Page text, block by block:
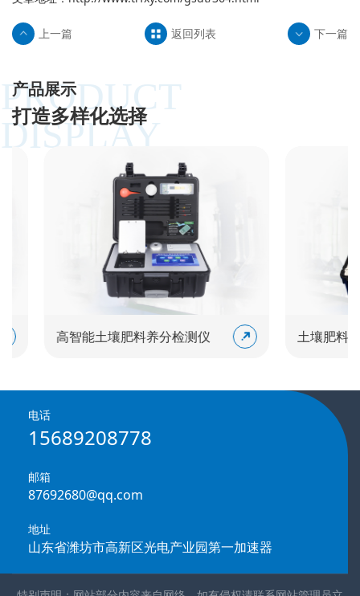
上一篇 返回列表 下一篇
产品展示
打造多样化选择
PRODUCT
DISPLAY
高智能土壤肥料养分检测仪 土壤肥料养
电话
15689208778
邮箱
87692680@qq.com
地址
山东省潍坊市高新区光电产业园第一加速器